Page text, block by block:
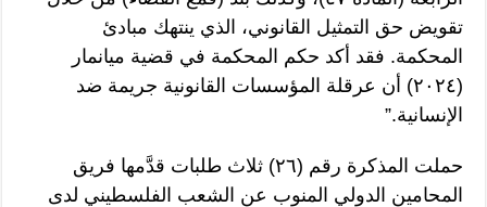
تقويض حق التمثيل القانوني، الذي ينتهك مبادئ
المحكمة. فقد أكد حكم المحكمة في قضية ميانمار
(٢٠٢٤) أن عرقلة المؤسسات القانونية جريمة ضد
الإنسانية.”
حملت المذكرة رقم (٢٦) ثلاث طلبات قدَّمها فريق
المحامين الدولي المنوب عن الشعب الفلسطيني لدى